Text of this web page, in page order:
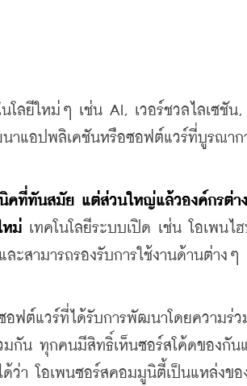
ลยีใหม่ๆ เช่น AI, เวอร์ชวลไลเซชัน,
าแอปพลิเคชันหรือซอฟต์แวร์ที่บูรณาก
นิคที่ทันสมัย แต่ส่วนใหญ่แล้วองค์กรต่
หม่ เทคโนโลยีระบบเปิด เช่น โอเพนไ
ะสามารถรองรับการใช้งานด้านต่างๆ
ฟต์แวร์ที่ได้รับการพัฒนาโดยความร่ว
กัน ทุกคนมีสิทธิ์เห็นซอร์สโค้ดของกัน
า โอเพนซอร์สคอมมูนิตี้เป็นแหล่งขอ